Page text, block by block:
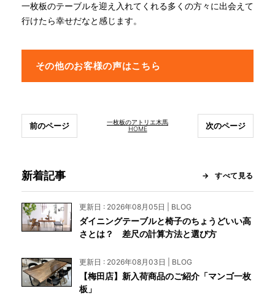
一枚板のテーブルを迎え入れてくれる多くの方々に出会えて
行けたら幸せだなと感じます。
その他のお客様の声はこちら
一枚板のアトリエ木馬
HOME
前のページ 次のページ
新着記事 すべて見る
更新日 : 2026年08月05日 | BLOG
ダイニングテーブルと椅子のちょうどいい高
さとは？ 差尺の計算方法と選び方
更新日 : 2026年08月03日 | BLOG
【梅田店】新入荷商品のご紹介「マンゴ一枚
板」